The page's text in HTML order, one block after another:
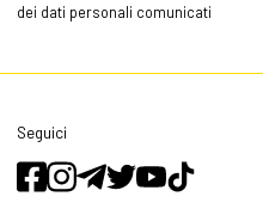
dei dati personali comunicati
Seguici